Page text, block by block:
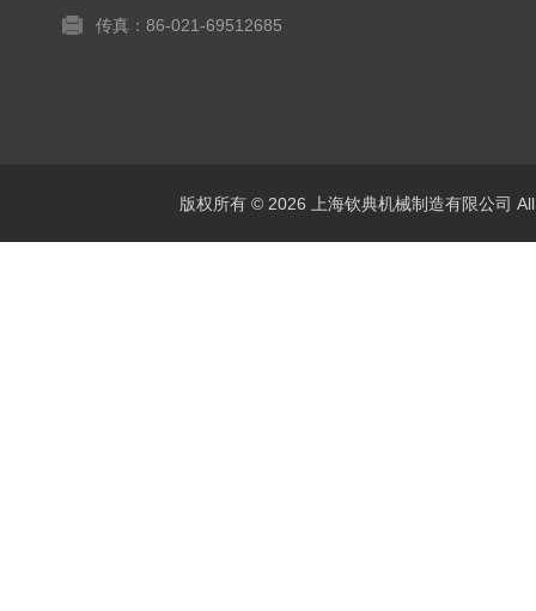
传真：86-021-69512685
版权所有 © 2026 上海钦典机械制造有限公